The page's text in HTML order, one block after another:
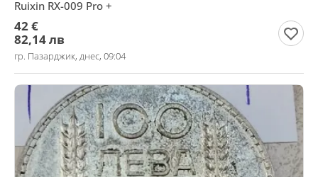
Ruixin RX-009 Pro +
42 €
82,14 лв
гр. Пазарджик, днес, 09:04